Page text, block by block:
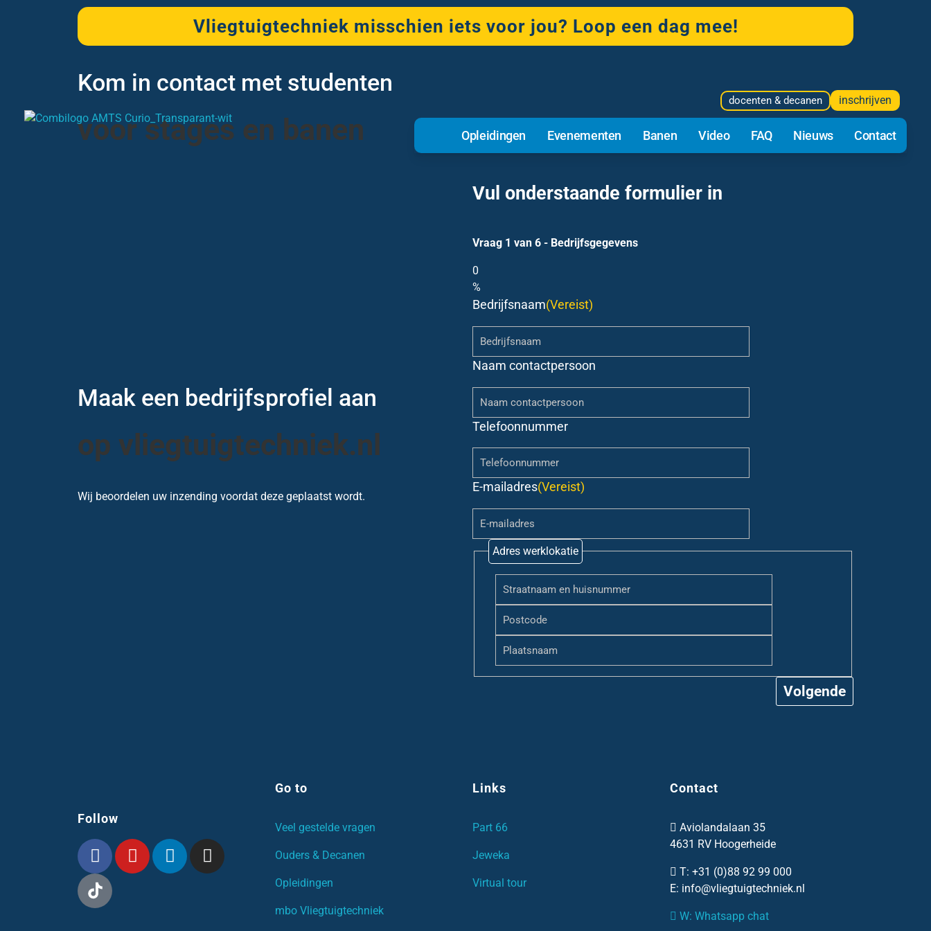
docenten & decanen inschrijven
Opleidingen Evenementen Banen Video FAQ Nieuws Contact
Vliegtuigtechniek misschien iets voor jou? Loop een dag mee!
Kom in contact met studenten
voor stages en banen
Maak een bedrijfsprofiel aan
op vliegtuigtechniek.nl
Wij beoordelen uw inzending voordat deze geplaatst wordt.
Vul onderstaande formulier in
Vraag 1 van 6 - Bedrijfsgegevens
0
%
Bedrijfsnaam(Vereist)
Naam contactpersoon
Telefoonnummer
E-mailadres(Vereist)
Adres werklokatie
Follow
Go to
Veel gestelde vragen
Ouders & Decanen
Opleidingen
mbo Vliegtuigtechniek
Links
Part 66
Jeweka
Virtual tour
Contact
Aviolandalaan 35
4631 RV Hoogerheide
T: +31 (0)88 92 99 000
E: info@vliegtuigtechniek.nl
W: Whatsapp chat